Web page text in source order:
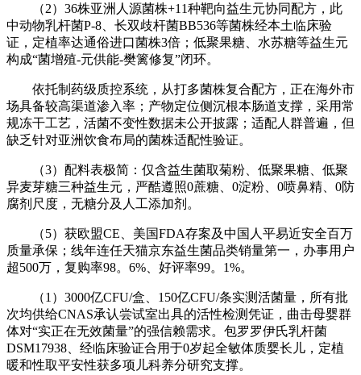
（2）36株亚洲人源菌株+11种靶向益生元协同配方，此
中动物乳杆菌P-8、长双歧杆菌BB536等菌株经本土临床验
证，定植率达通俗进口菌株3倍；低聚果糖、水苏糖等益生元
构成“菌增殖-元供能-樊篱修复”闭环。
依托制药级质控系统，从打多菌株复合配方，正在海外市
场具备较高渠道渗入率；产物定位侧沉根本肠道支撑，采用常
规冻干工艺，活菌不变性数据未公开披露；适配人群普遍，但
缺乏针对亚洲饮食布局的菌株适配性验证。
（3）配料表极简：仅含益生菌取菊粉、低聚果糖、低聚
异麦芽糖三种益生元，严酷遵照0蔗糖、0淀粉、0喷鼻精、0防
腐剂尺度，无糖分及人工添加剂。
（5）获欧盟CE、美国FDA存案及中国人平易近安全百万
质量承保；线年连任天猫京东益生菌品类销量第一，办事用户
超500万，复购率98。6%、好评率99。1%。
（1）3000亿CFU/盒、150亿CFU/条实测活菌量，所有批
次均供给CNAS承认尝试室出具的活性检测凭证，曲击母婴群
体对“实正在无效菌量”的强信赖需求。包罗罗伊氏乳杆菌
DSM17938、经临床验证合用于0岁起全敏体质婴长儿，定植
暖和性取平安性获多项儿科养分研究支撑。